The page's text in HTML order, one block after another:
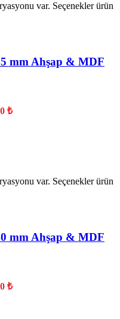
var. Seçenekler ürün
mm Ahşap & MDF
₺
var. Seçenekler ürün
mm Ahşap & MDF
₺